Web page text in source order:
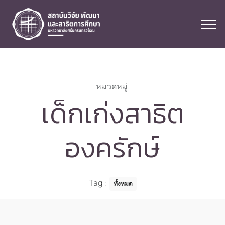
หมวดหมู่.
เด็กเก่งสาธิต
องครักษ์
Tag : ทั้งหมด